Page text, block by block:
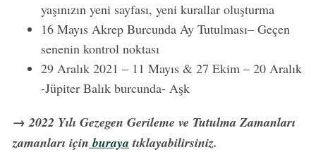
yaşınızın yeni sayfası, yeni kurallar oluşturma
16 Mayıs Akrep Burcunda Ay Tutulması– Geçen
senenin kontrol noktası
29 Aralık 2021 – 11 Mayıs & 27 Ekim – 20 Aralık
-Jüpiter Balık burcunda- Aşk
→ 2022 Yılı Gezegen Gerileme ve Tutulma Zamanları
zamanları için buraya tıklayabilirsiniz.
S
a